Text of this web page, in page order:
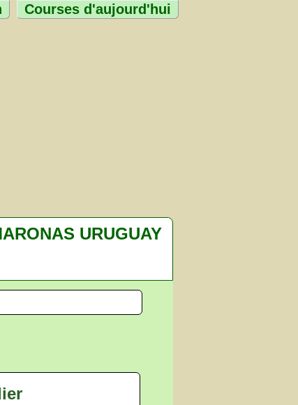
Courses d'aujourd'hui
URUGUAY